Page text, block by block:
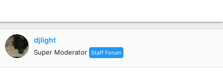
djlight
Super Moderator Staff Forum